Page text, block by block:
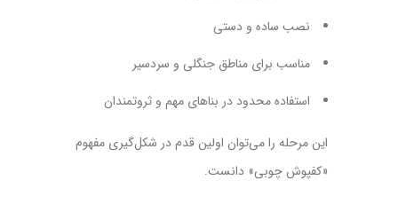
نصب ساده و دستی
مناسب برای مناطق جنگلی و سردسیر
استفاده محدود در بناهای مهم و ثروتمندان
این مرحله را می‌توان اولین قدم در شکل‌گیری مفهوم
«کفپوش چوبی» دانست.